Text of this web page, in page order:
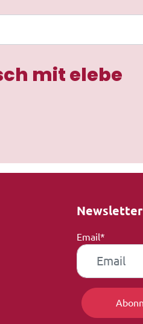
mit elebe
Newsletter
Email*